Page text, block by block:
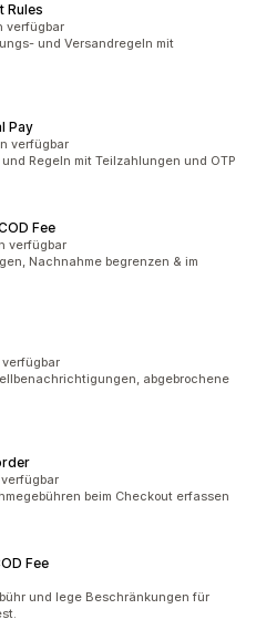
Rules
verfügbar
und Versandregeln mit
Pay
verfügbar
Regeln mit Teilzahlungen und OTP
Fee
verfügbar
Nachnahme begrenzen & im
verfügbar
abgebrochene
beim Checkout erfassen
Fee
und lege Beschränkungen für